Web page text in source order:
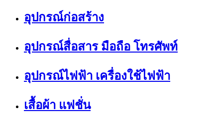
อุปกรณ์ก่อสร้าง
อุปกรณ์สื่อสาร มือถือ โทรศัพท์
อุปกรณ์ไฟฟ้า เครื่องใช้ไฟฟ้า
เสื้อผ้า แฟชั่น